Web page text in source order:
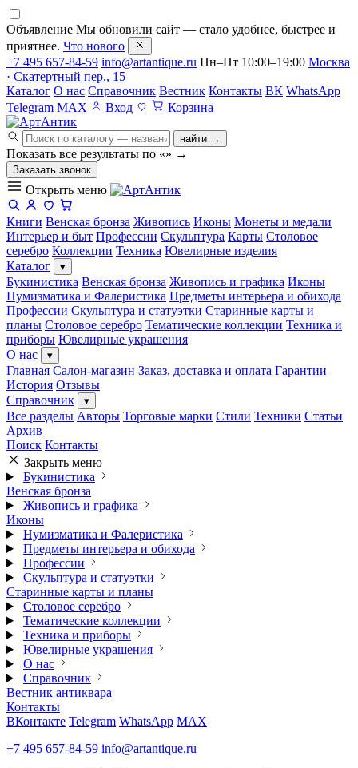
Объявление Мы обновили сайт — стало удобнее, быстрее и
приятнее. Что нового
+7 495 657-84-59 info@artantique.ru Пн–Пт 10:00–19:00 Москва
· Скатертный пер., 15
Каталог О нас Справочник Вестник Контакты ВК WhatsApp
Telegram MAX Вход Корзина
найти →
Показать все результаты по «» →
Заказать звонок
Открыть меню
Книги Венская бронза Живопись Иконы Монеты и медали
Интерьер и быт Профессии Скульптура Карты Столовое
серебро Коллекции Техника Ювелирные изделия
Каталог
▾
Букинистика Венская бронза Живопись и графика Иконы
Нумизматика и Фалеристика Предметы интерьера и обихода
Профессии Скульптура и статуэтки Старинные карты и
планы Столовое серебро Тематические коллекции Техника и
приборы Ювелирные украшения
О нас
▾
Главная Салон-магазин Заказ, доставка и оплата Гарантии
История Отзывы
Справочник
▾
Все разделы Авторы Торговые марки Стили Техники Статьи
Архив
Поиск Контакты
Закрыть меню
Букинистика
Венская бронза
Живопись и графика
Иконы
Нумизматика и Фалеристика
Предметы интерьера и обихода
Профессии
Скульптура и статуэтки
Старинные карты и планы
Столовое серебро
Тематические коллекции
Техника и приборы
Ювелирные украшения
О нас
Справочник
Вестник антиквара
Контакты
ВКонтакте Telegram WhatsApp MAX
+7 495 657-84-59 info@artantique.ru